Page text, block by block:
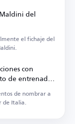
del
el fichaje del
con
de entrenador
de nombrar a
de Italia.